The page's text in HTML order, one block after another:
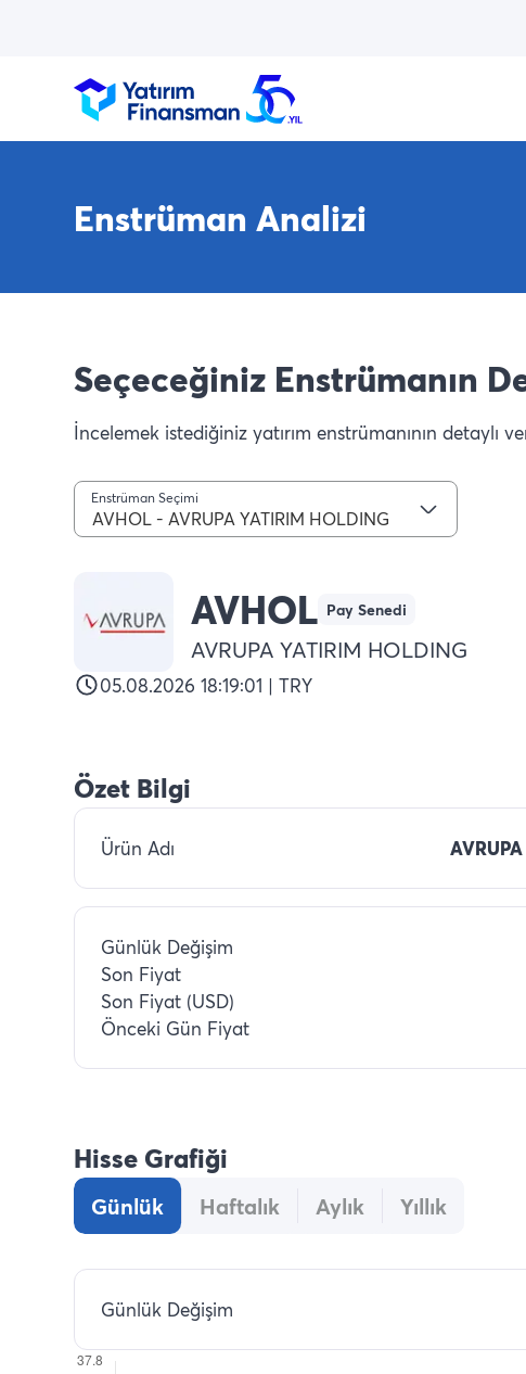
Enstrüman Analizi
Seçeceğiniz Enstrümanın
İncelemek istediğiniz yatırım enstrümanının detaylı
Enstrüman Seçimi
AVHOL - AVRUPA YATIRIM HOLDING
AVHOL Pay Senedi
AVRUPA YATIRIM HOLDING
05.08.2026 18:19:01 | TRY
Özet Bilgi
Ürün Adı
Günlük Değişim
Son Fiyat
Son Fiyat (USD)
Önceki Gün Fiyat
Hisse Grafiği
Günlük Haftalık Aylık Yıllık
Günlük Değişim